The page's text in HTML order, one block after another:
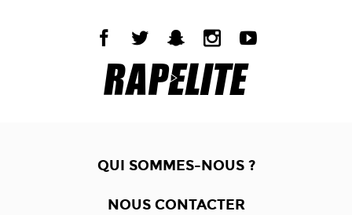
QUI SOMMES-NOUS ?
NOUS CONTACTER